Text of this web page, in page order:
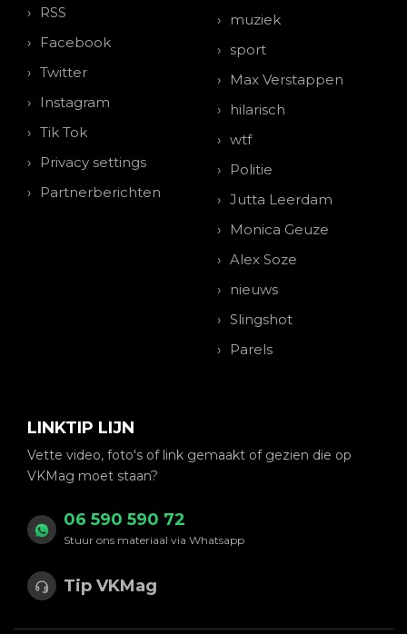
RSS
Facebook
Twitter
Instagram
Tik Tok
Privacy settings
Partnerberichten
muziek
sport
Max Verstappen
hilarisch
wtf
Politie
Jutta Leerdam
Monica Geuze
Alex Soze
nieuws
Slingshot
Parels
LINKTIP LIJN
Vette video, foto's of link gemaakt of gezien die op
VKMag moet staan?
06 590 590 72
Stuur ons materiaal via Whatsapp
Tip VKMag